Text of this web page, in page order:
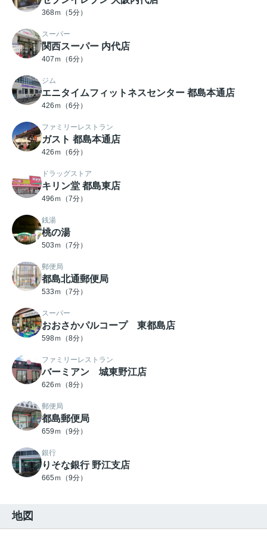
368ｍ（5分）
スーパー
関西スーパー 内代店
407ｍ（6分）
ジム
エニタイムフィットネスセンター 都島本通店
426ｍ（6分）
ファミリーレストラン
ガスト 都島本通店
426ｍ（6分）
ドラッグストア
キリン堂 都島東店
496ｍ（7分）
銭湯
桃の湯
503ｍ（7分）
郵便局
都島北通郵便局
533ｍ（7分）
スーパー
おおさかパルコープ 東都島店
598ｍ（8分）
ファミリーレストラン
バーミアン 城東野江店
626ｍ（8分）
郵便局
都島郵便局
659ｍ（9分）
銀行
りそな銀行 野江支店
665ｍ（9分）
地図